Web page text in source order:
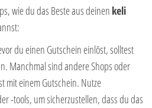
wie du das Beste aus deinen keli
du einen Gutschein einlöst, solltest
Manchmal sind andere Shops oder
mit einem Gutschein. Nutze
-tools, um sicherzustellen, dass du das